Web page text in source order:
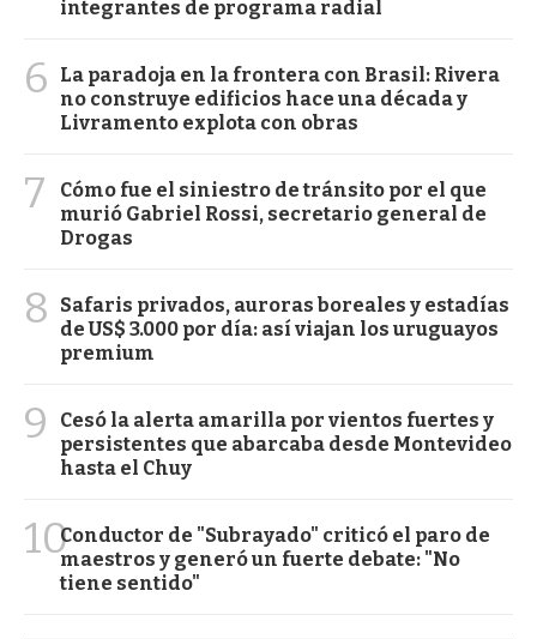
integrantes de programa radial
6
La paradoja en la frontera con Brasil: Rivera
no construye edificios hace una década y
Livramento explota con obras
7
Cómo fue el siniestro de tránsito por el que
murió Gabriel Rossi, secretario general de
Drogas
8
Safaris privados, auroras boreales y estadías
de US$ 3.000 por día: así viajan los uruguayos
premium
9
Cesó la alerta amarilla por vientos fuertes y
persistentes que abarcaba desde Montevideo
hasta el Chuy
10Conductor de "Subrayado" criticó el paro de
maestros y generó un fuerte debate: "No
tiene sentido"